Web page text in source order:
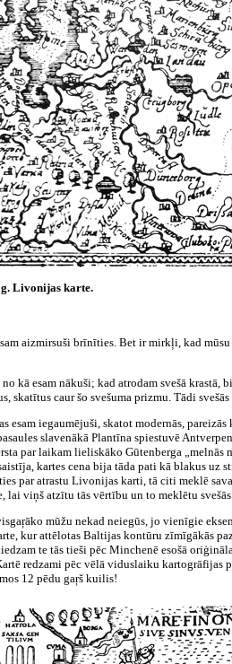
g. Livonijas karte.
aizmirsuši brīnīties. Bet ir mirkļi, kad
kā esam nākuši; kad atrodam svešā
skatītus caur šo svešuma prizmu. Tādi
iegaumējuši, skatot modernās,
slavenākā Plantīna spiestuvē
par laikam lieliskāko Gūtenberga
kartes cena bija tāda pati kā blakus uz
par atrastu Livonijas karti, tā citi meklē
viņš atzītu tās vērtību un to meklētu svešās
mūžu nekad neiegūs, jo vienīgie
kur attēlotas Baltijas kontūru zīmīgākās
te tās tieši pēc Minchenē esošā
redzami pēc vēlā viduslaiku
12 pēdu gaŗš kuilis!